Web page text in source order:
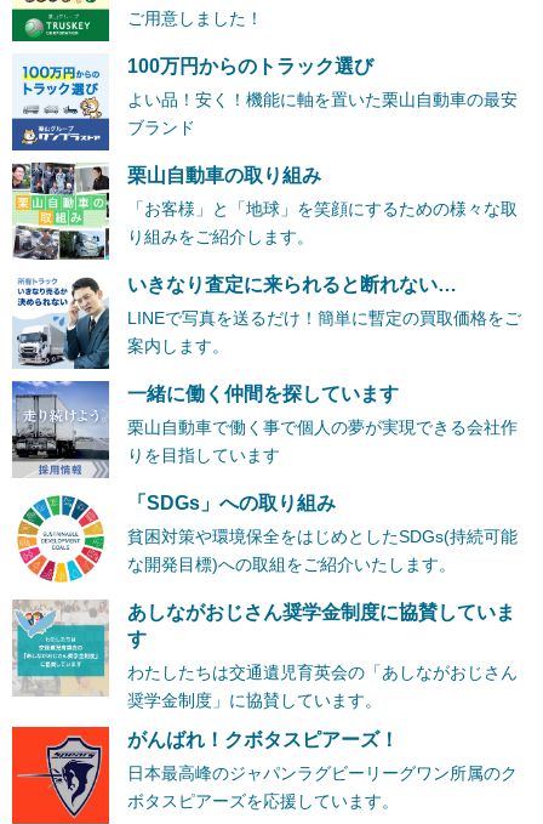
ご用意しました！
100万円からのトラック選び
よい品！安く！機能に軸を置いた栗山自動車の最安
ブランド
栗山自動車の取り組み
「お客様」と「地球」を笑顔にするための様々な取
り組みをご紹介します。
いきなり査定に来られると断れない…
LINEで写真を送るだけ！簡単に暫定の買取価格をご
案内します。
一緒に働く仲間を探しています
栗山自動車で働く事で個人の夢が実現できる会社作
りを目指しています
「SDGs」への取り組み
貧困対策や環境保全をはじめとしたSDGs(持続可能
な開発目標)への取組をご紹介いたします。
あしながおじさん奨学金制度に協賛していま
す
わたしたちは交通遺児育英会の「あしながおじさん
奨学金制度」に協賛しています。
がんばれ！クボタスピアーズ！
日本最高峰のジャパンラグビーリーグワン所属のク
ボタスピアーズを応援しています。